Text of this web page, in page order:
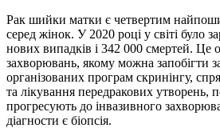
Рак шийки матки є четвертим
серед жінок. У 2020 році у світі було
нових випадків і 342 000 смертей. Це
захворювань, якому можна запобігти
організованих програм скринінгу,
та лікування передракових утворень,
прогресують до інвазивного
діагности є біопсія.